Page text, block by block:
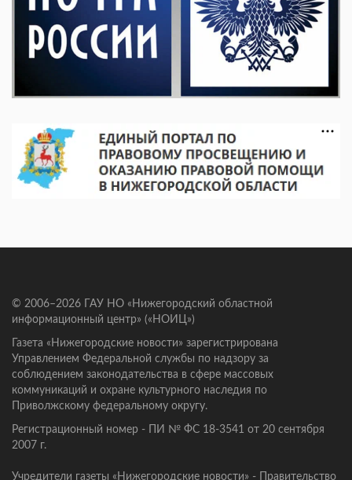
© 2006–2026 ГАУ НО «Нижегородский областной
информационный центр» («НОИЦ»)
Газета «Нижегородские новости» зарегистрирована
Управлением Федеральной службы по надзору за
соблюдением законодательства в сфере массовых
коммуникаций и охране культурного наследия по
Приволжскому федеральному округу.
Регистрационный номер - ПИ № ФС 18-3541 от 20 сентября
2007 г.
Учредители газеты «Нижегородские новости» - Правительство